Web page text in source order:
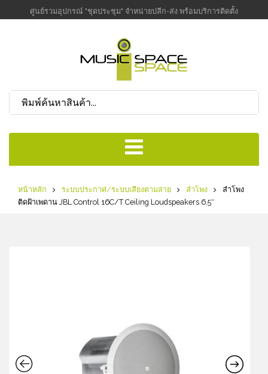
ศูนย์รวมอุปกรณ์ "ชุดประชุม" จำหน่ายปลีก-ส่ง พร้อมบริการติดตั้ง
หน้าหลัก ระบบประกาศ/ระบบเสียงตามสาย ลำโพง
ลำโพง
ติดฝ้าเพดาน JBL Control 16C/T Ceiling Loudspeakers 6.5″